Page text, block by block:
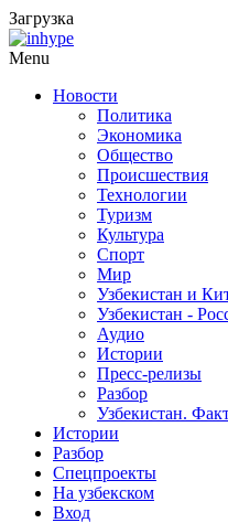
Загрузка
Menu
Новости
Политика
Экономика
Общество
Происшествия
Технологии
Туризм
Культура
Спорт
Мир
Узбекистан и
Узбекистан -
Аудио
Истории
Пресс-релизы
Разбор
Узбекистан.
Истории
Разбор
Спецпроекты
На узбекском
Вход